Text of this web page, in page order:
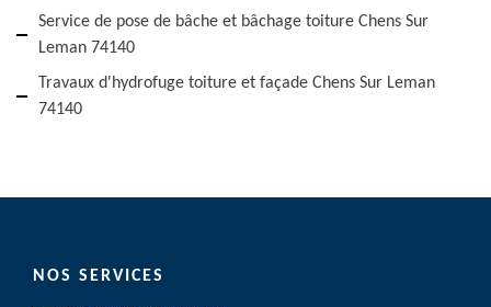
Service de pose de bâche et bâchage toiture Chens Sur
Leman 74140
Travaux d'hydrofuge toiture et façade Chens Sur Leman
74140
NOS SERVICES